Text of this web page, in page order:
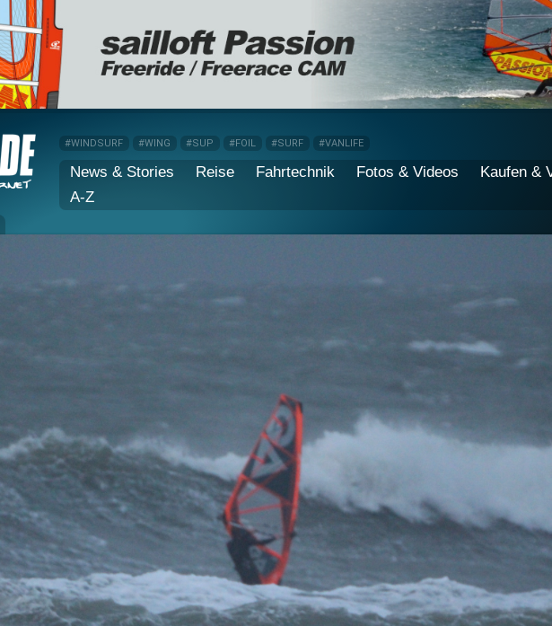
#WINDSURF #WING #SUP #FOIL #SURF #VANLIFE
News & Stories Reise Fahrtechnik Fotos & Videos
Kaufen &
A-Z